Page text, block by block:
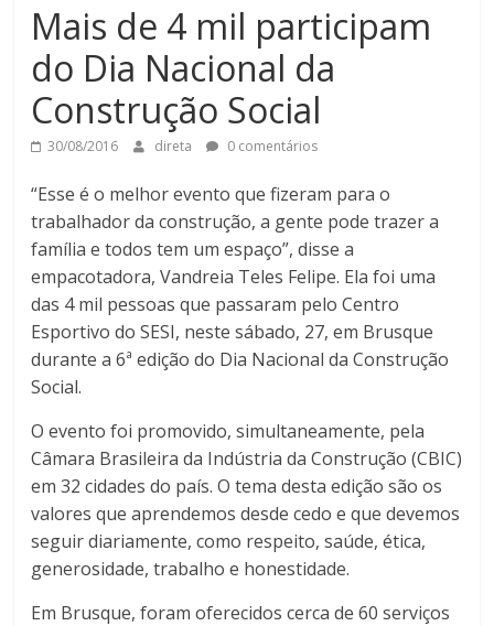
Mais de 4 mil participam
do Dia Nacional da
Construção Social
30/08/2016 direta 0 comentários
“Esse é o melhor evento que fizeram para o
trabalhador da construção, a gente pode trazer a
família e todos tem um espaço”, disse a
empacotadora, Vandreia Teles Felipe. Ela foi uma
das 4 mil pessoas que passaram pelo Centro
Esportivo do SESI, neste sábado, 27, em Brusque
durante a 6ª edição do Dia Nacional da Construção
Social.
O evento foi promovido, simultaneamente, pela
Câmara Brasileira da Indústria da Construção (CBIC)
em 32 cidades do país. O tema desta edição são os
valores que aprendemos desde cedo e que devemos
seguir diariamente, como respeito, saúde, ética,
generosidade, trabalho e honestidade.
Em Brusque, foram oferecidos cerca de 60 serviços